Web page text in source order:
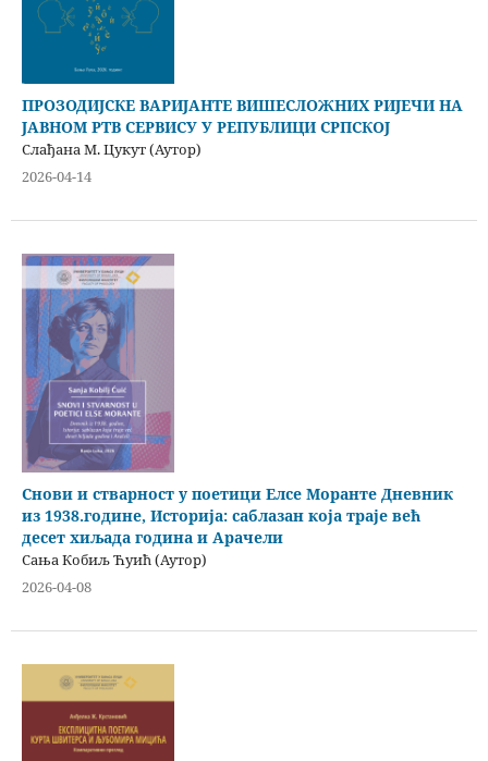
ПРОЗОДИЈСКЕ ВАРИЈАНТЕ ВИШЕСЛОЖНИХ РИЈЕЧИ НА
ЈАВНОМ РТВ СЕРВИСУ У РЕПУБЛИЦИ СРПСКОЈ
Слађана М. Цукут (Аутор)
2026-04-14
Снови и стварност у поетици Елсе Моранте Дневник
из 1938.године, Историја: саблазан која траје већ
десет хиљада година и Арачели
Сања Кобиљ Ћуић (Аутор)
2026-04-08